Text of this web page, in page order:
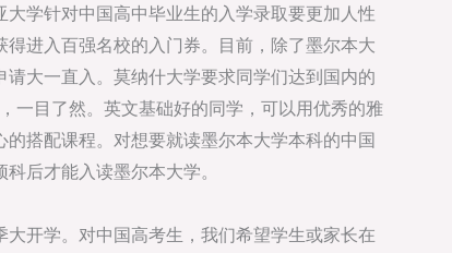
学针对中国高中毕业生的入学录取要更加人性
进入百强名校的入门券。目前，除了墨尔本大
大一直入。莫纳什大学要求同学们达到国内的
一目了然。英文基础好的同学，可以用优秀的雅
搭配课程。对想要就读墨尔本大学本科的中国
后才能入读墨尔本大学。
开学。对中国高考生，我们希望学生或家长在